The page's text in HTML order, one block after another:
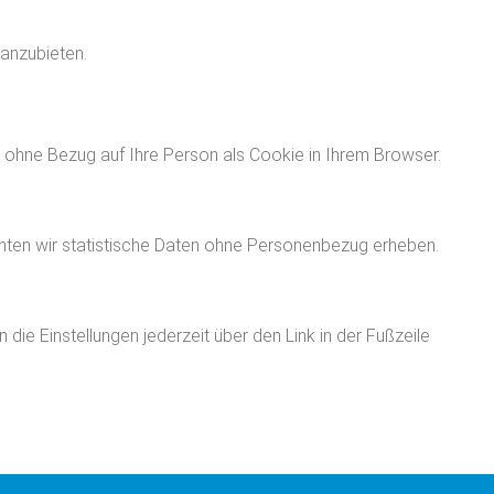
Bezug auf Ihre Person als Cookie in Ihrem Browser.
wir statistische Daten ohne Personenbezug erheben.
Einstellungen jederzeit über den Link in der Fußzeile